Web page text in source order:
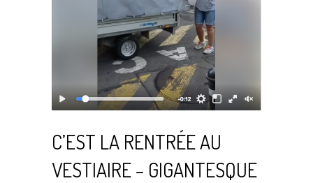
C’EST LA RENTRÉE AU
VESTIAIRE – GIGANTESQUE